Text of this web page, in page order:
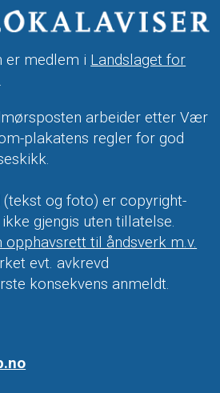
er medlem i Landslaget for
arbeider etter Vær
plakatens regler for god
(tekst og foto) er copyright-
gjengis uten tillatelse.
opphavsrett til åndsverk m.v.
evt. avkrevd
konsekvens anmeldt.